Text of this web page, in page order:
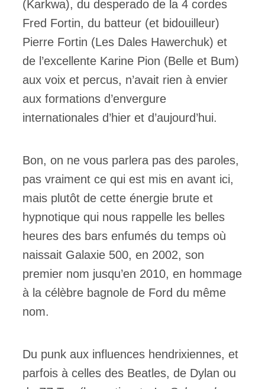
(Karkwa), du desperado de la 4 cordes
Fred Fortin, du batteur (et bidouilleur)
Pierre Fortin (Les Dales Hawerchuk) et
de l’excellente Karine Pion (Belle et Bum)
aux voix et percus, n’avait rien à envier
aux formations d’envergure
internationales d’hier et d’aujourd’hui.
Bon, on ne vous parlera pas des paroles,
pas vraiment ce qui est mis en avant ici,
mais plutôt de cette énergie brute et
hypnotique qui nous rappelle les belles
heures des bars enfumés du temps où
naissait Galaxie 500, en 2002, son
premier nom jusqu’en 2010, en hommage
à la célèbre bagnole de Ford du même
nom.
Du punk aux influences hendrixiennes, et
parfois à celles des Beatles, de Dylan ou